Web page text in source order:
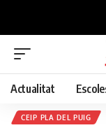
Actualitat
CEIP PLA DEL PUIG